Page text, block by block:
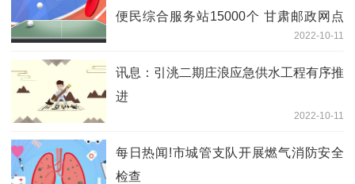
便民综合服务站15000个 甘肃邮政网点
2022-10-11
讯息：引洮二期庄浪应急供水工程有序推
进
2022-10-11
每日热闻!市城管支队开展燃气消防安全
检查